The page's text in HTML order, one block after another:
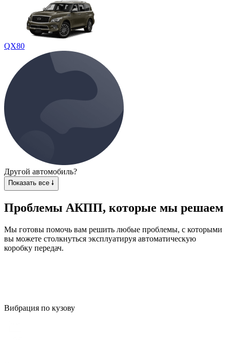
QX80
Другой автомобиль?
Показать все 🠗
Проблемы АКПП, которые мы решаем
Мы готовы помочь вам решить любые проблемы, с которыми
вы можете столкнуться эксплуатируя автоматическую
коробку передач.
Вибрация по кузову